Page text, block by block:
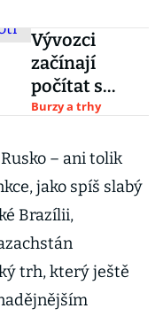
Vývozci
začínají
počítat s
posílením
Dosud proti
němu měli
zajištěnou
jen čtvrtinu
tržeb v
eurech
Burzy a trhy
– ani tolik
jako spíš slabý
Brazílii,
trh, který ještě